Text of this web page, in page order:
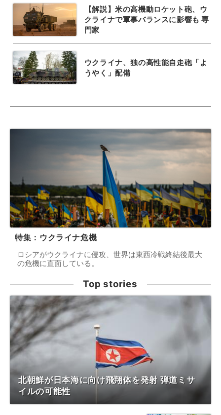
【解説】米の高機動ロケット砲、ウ
クライナで軍事バランスに影響も 専
門家
ウクライナ、独の高性能自走砲「よ
うやく」配備
特集：ウクライナ危機
ロシアがウクライナに侵攻、世界は東西冷戦終結後最大
の危機に直面している。
Top stories
北朝鮮が日本海に向け飛翔体を発射 弾道ミサ
イルの可能性